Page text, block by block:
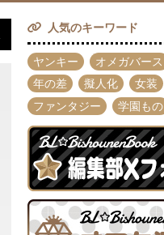
人気のキーワード
ヤンキー
オメガバース
年の差
擬人化
女装
ファンタジー
学園もの